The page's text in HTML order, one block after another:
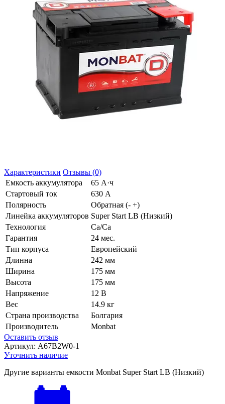
Характеристики Отзывы (0)
Емкость аккумулятора
65 А·ч
Стартовый ток
630 А
Полярность
Обратная (- +)
Линейка аккумуляторов Super Start LB (Низкий)
Технология
Ca/Ca
Гарантия
24 мес.
Тип корпуса
Европейский
Длинна
242 мм
Ширина
175 мм
Высота
175 мм
Напряжение
12 В
Вес
14.9 кг
Страна производства
Болгария
Производитель
Monbat
Оставить отзыв
Артикул: A67B2W0-1
Уточнить наличие
Другие варианты емкости Monbat Super Start LB (Низкий)